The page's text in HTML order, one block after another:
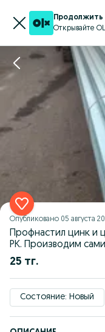
Продолжить
Открывайте
Опубликовано 05 августа
Профнастил цинк и
РК. Производим
25 тг.
Состояние: Новый